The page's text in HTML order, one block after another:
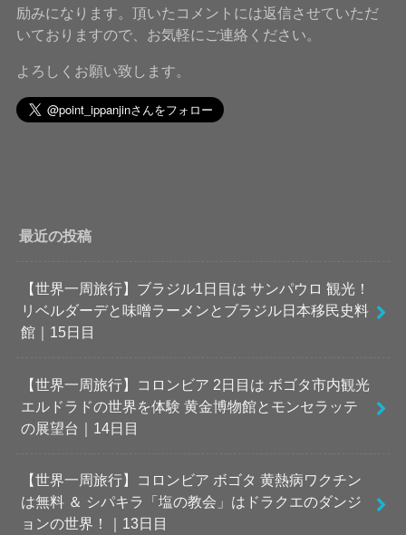
励みになります。頂いたコメントには返信させていただ
いておりますので、お気軽にご連絡ください。
よろしくお願い致します。
最近の投稿
【世界一周旅行】ブラジル1日目は サンパウロ 観光！
リベルダーデと味噌ラーメンとブラジル日本移民史料
館｜15日目
【世界一周旅行】コロンビア 2日目は ボゴタ市内観光
エルドラドの世界を体験 黄金博物館とモンセラッテ
の展望台｜14日目
【世界一周旅行】コロンビア ボゴタ 黄熱病ワクチン
は無料 ＆ シパキラ「塩の教会」はドラクエのダンジ
ョンの世界！｜13日目